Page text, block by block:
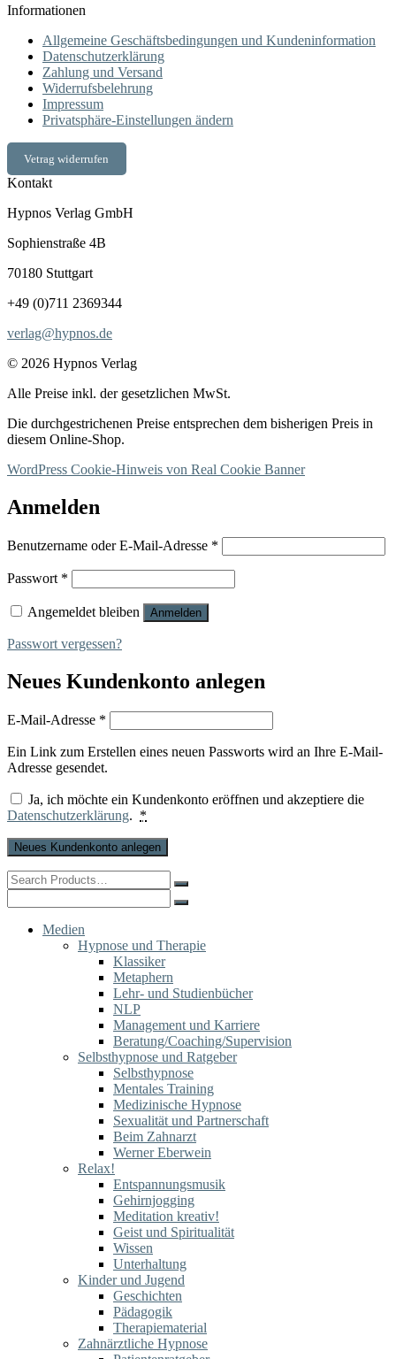
Informationen
Allgemeine Geschäftsbedingungen und Kundeninformation
Datenschutzerklärung
Zahlung und Versand
Widerrufsbelehrung
Impressum
Privatsphäre-Einstellungen ändern
Vetrag widerrufen
Kontakt
Hypnos Verlag GmbH
Sophienstraße 4B
70180 Stuttgart
+49 (0)711 2369344
verlag@hypnos.de
© 2026 Hypnos Verlag
Alle Preise inkl. der gesetzlichen MwSt.
Die durchgestrichenen Preise entsprechen dem bisherigen Preis in
diesem Online-Shop.
WordPress Cookie-Hinweis von Real Cookie Banner
Anmelden
Benutzername oder E-Mail-Adresse *
Passwort *
Angemeldet bleiben Anmelden
Passwort vergessen?
Neues Kundenkonto anlegen
E-Mail-Adresse *
Ein Link zum Erstellen eines neuen Passworts wird an Ihre E-Mail-
Adresse gesendet.
Ja, ich möchte ein Kundenkonto eröffnen und akzeptiere die
Datenschutzerklärung. *
Neues Kundenkonto anlegen
Search
for:
for:
Medien
Hypnose und Therapie
Klassiker
Metaphern
Lehr- und Studienbücher
NLP
Management und Karriere
Beratung/Coaching/Supervision
Selbsthypnose und Ratgeber
Selbsthypnose
Mentales Training
Medizinische Hypnose
Sexualität und Partnerschaft
Beim Zahnarzt
Werner Eberwein
Relax!
Entspannungsmusik
Gehirnjogging
Meditation kreativ!
Geist und Spiritualität
Wissen
Unterhaltung
Kinder und Jugend
Geschichten
Pädagogik
Therapiematerial
Zahnärztliche Hypnose